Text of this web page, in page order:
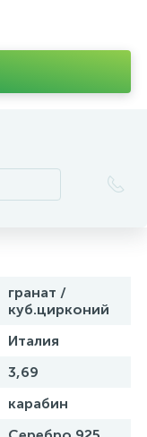
гранат /
куб.цирконий
Италия
3,69
карабин